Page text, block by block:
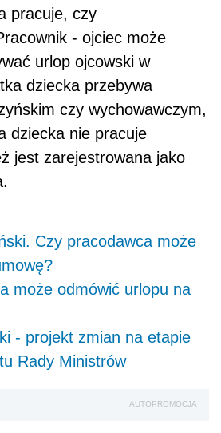
pracuje, czy
- ojciec może
urlop ojcowski w
dziecka przebywa
czy wychowawczym,
dziecka nie pracuje
jest zarejestrowana jako
Czy pracodawca może
może odmówić urlopu na
- projekt zmian na etapie
Rady Ministrów
AUTOPROMOCJA